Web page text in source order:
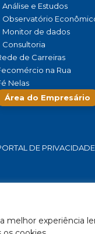
experiência
Análise e Estudos
Observatório
Monitor de dados
Consultoria
de Carreiras
na Rua
Nelas
Área do Empresário
DE PRIVACIDADE
SERVIÇOS E